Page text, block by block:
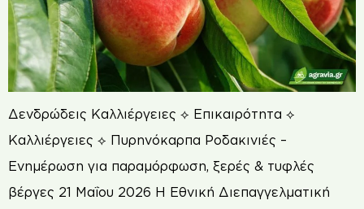
Δενδρώδεις Καλλιέργειες ⟡ Επικαιρότητα ⟡
Καλλιέργειες ⟡ Πυρηνόκαρπα Ροδακινιές –
Ενημέρωση για παραμόρφωση, ξερές & τυφλές
βέργες 21 Μαΐου 2026 Η Εθνική Διεπαγγελματική